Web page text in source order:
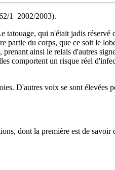
1 ­ 2002/2003).
tatouage, qui n'était jadis réservé
partie du corps, que ce soit le
ainsi le relais d'autres
comportent un risque réel
D'autres voix se sont élevées
dont la première est de savoir